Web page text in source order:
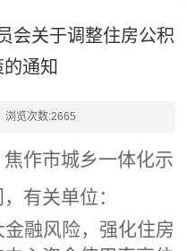
会关于调整住房公积
通知
浏览次数:2665
作市城乡一体化示
有关单位：
融风险，强化住房